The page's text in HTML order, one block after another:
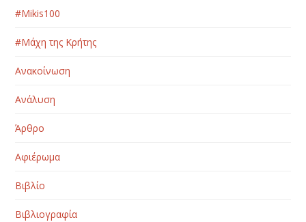
#Μikis100
#Μάχη της Κρήτης
Ανακοίνωση
Ανάλυση
Άρθρο
Αφιέρωμα
Βιβλίο
Βιβλιογραφία